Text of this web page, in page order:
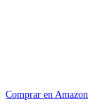
Comprar en Amazon